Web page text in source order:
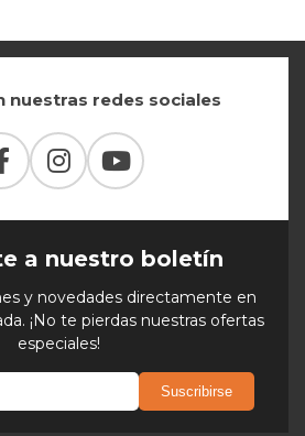
nuestras redes sociales
a nuestro boletín
y novedades directamente en
¡No te pierdas nuestras ofertas
especiales!
Suscribirse